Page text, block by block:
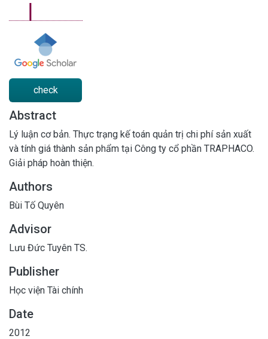
check
Abstract
Lý luận cơ bản. Thực trạng kế toán quản trị chi phí sản xuất
và tính giá thành sản phẩm tại Công ty cổ phần TRAPHACO.
Giải pháp hoàn thiện.
Authors
Bùi Tố Quyên
Advisor
Lưu Đức Tuyên TS.
Publisher
Học viện Tài chính
Date
2012